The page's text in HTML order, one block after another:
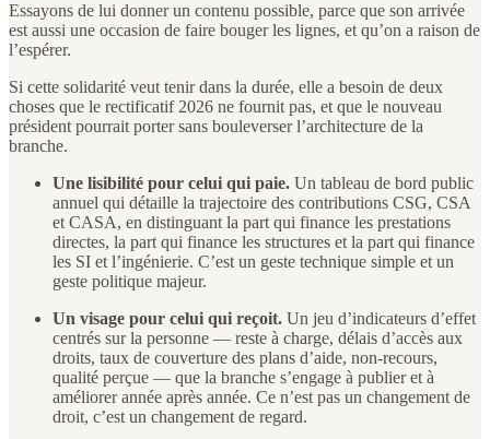
Essayons de lui donner un contenu possible, parce que son arrivée
est aussi une occasion de faire bouger les lignes, et qu’on a raison de
l’espérer.
Si cette solidarité veut tenir dans la durée, elle a besoin de deux
choses que le rectificatif 2026 ne fournit pas, et que le nouveau
président pourrait porter sans bouleverser l’architecture de la
branche.
Une lisibilité pour celui qui paie. Un tableau de bord public
annuel qui détaille la trajectoire des contributions CSG, CSA
et CASA, en distinguant la part qui finance les prestations
directes, la part qui finance les structures et la part qui finance
les SI et l’ingénierie. C’est un geste technique simple et un
geste politique majeur.
Un visage pour celui qui reçoit. Un jeu d’indicateurs d’effet
centrés sur la personne — reste à charge, délais d’accès aux
droits, taux de couverture des plans d’aide, non-recours,
qualité perçue — que la branche s’engage à publier et à
améliorer année après année. Ce n’est pas un changement de
droit, c’est un changement de regard.